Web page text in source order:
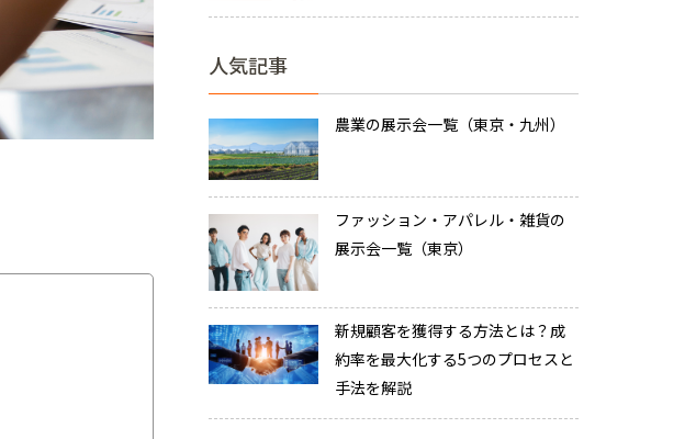
人気記事
農業の展示会一覧（東京・九州）
ファッション・アパレル・雑貨の
展示会一覧（東京）
新規顧客を獲得する方法とは？成
約率を最大化する5つのプロセスと
手法を解説